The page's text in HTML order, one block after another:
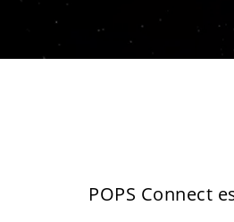
POPS Connect